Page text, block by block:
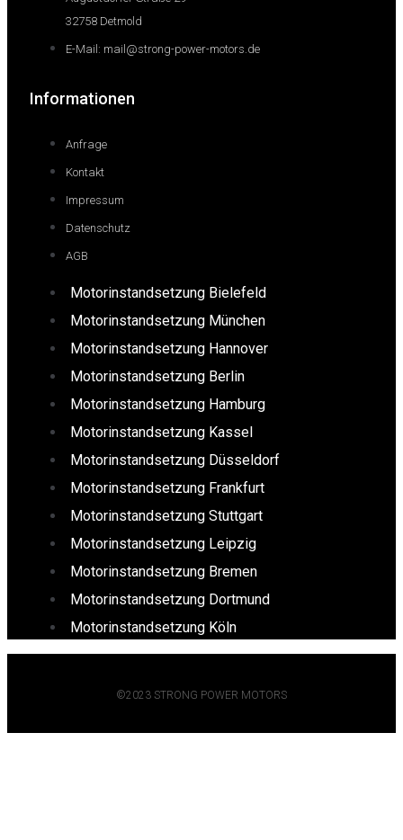
32758 Detmold
E-Mail: mail@strong-power-motors.de
Informationen
Anfrage
Kontakt
Impressum
Datenschutz
AGB
Motorinstandsetzung Bielefeld
Motorinstandsetzung München
Motorinstandsetzung Hannover
Motorinstandsetzung Berlin
Motorinstandsetzung Hamburg
Motorinstandsetzung Kassel
Motorinstandsetzung Düsseldorf
Motorinstandsetzung Frankfurt
Motorinstandsetzung Stuttgart
Motorinstandsetzung Leipzig
Motorinstandsetzung Bremen
Motorinstandsetzung Dortmund
Motorinstandsetzung Köln
©2023 STRONG POWER MOTORS